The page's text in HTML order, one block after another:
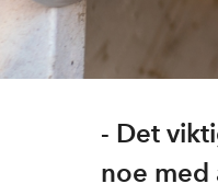
- Det
noe